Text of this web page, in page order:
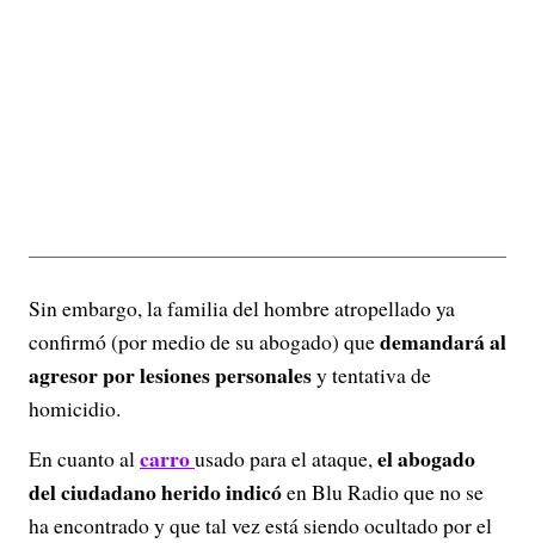
Sin embargo, la familia del hombre atropellado ya
confirmó (por medio de su abogado) quedemandará al
agresor por lesiones personalesy tentativa de
homicidio.
En cuanto alcarrousado para el ataque,el abogado
del ciudadano herido indicóen Blu Radio que no se
ha encontrado y que tal vez está siendo ocultado por el